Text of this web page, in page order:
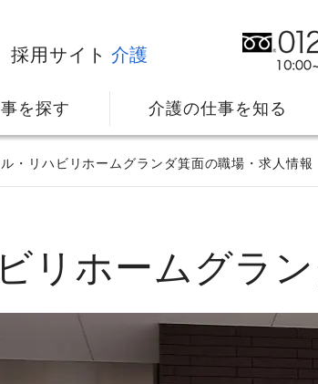
採用サイト 介護
を探す 介護の仕事を知る
教育・研修のサポート
ル・リハビリホームグランダ箕面の職場・求人情報
ビリホームグラ